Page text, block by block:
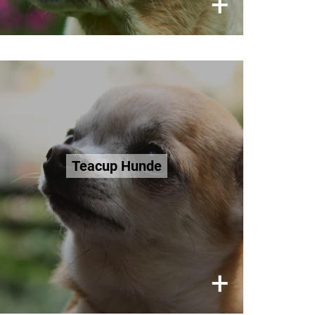
Teacup Hunde
+
Teacup Hunde
So klein wie möglich gezüchtet,
leiden Teacup Hunde oft unter
Atembeschwerden, Herzfehlern,
abnormalen Blutgefässen,
niedrigem Blutzucker und anderen
Qualzucht-bedingten Beschwerden.
×